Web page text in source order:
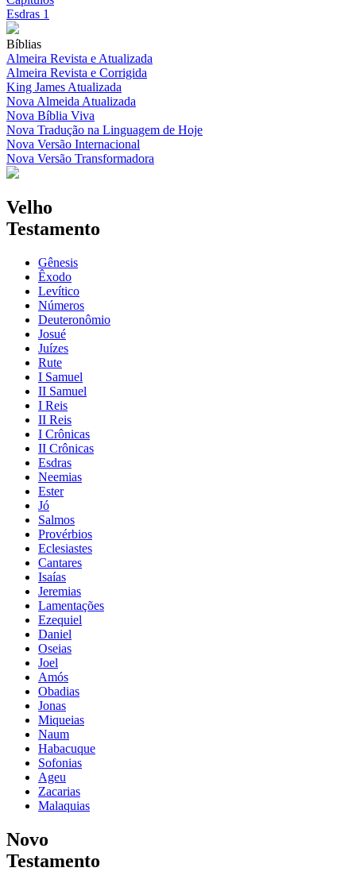
Esdras 1
Bíblias
Almeira Revista e Atualizada
Almeira Revista e Corrigida
King James Atualizada
Nova Almeida Atualizada
Nova Bíblia Viva
Nova Tradução na Linguagem de Hoje
Nova Versão Internacional
Nova Versão Transformadora
Velho
Testamento
Gênesis
Êxodo
Levítico
Números
Deuteronômio
Josué
Juízes
Rute
I Samuel
II Samuel
I Reis
II Reis
I Crônicas
II Crônicas
Esdras
Neemias
Ester
Jó
Salmos
Provérbios
Eclesiastes
Cantares
Isaías
Jeremias
Lamentações
Ezequiel
Daniel
Oseias
Joel
Amós
Obadias
Jonas
Miqueias
Naum
Habacuque
Sofonias
Ageu
Zacarias
Malaquias
Novo
Testamento